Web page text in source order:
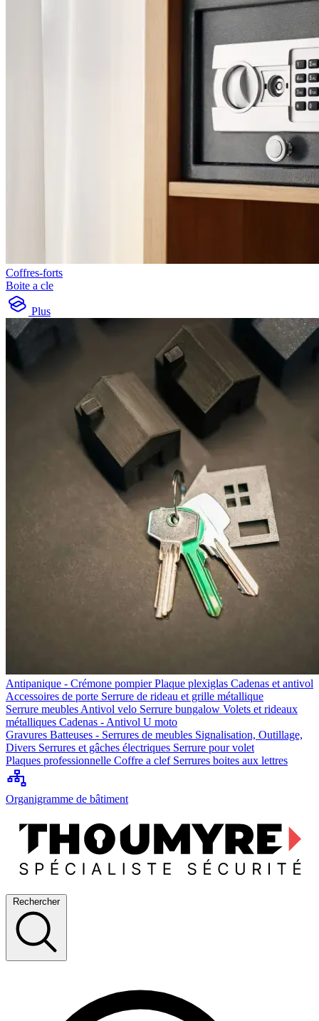
Coffres-forts
Boite a cle
Plus
Antipanique - Crémone pompierPlaque plexiglas Cadenas et antivol
Accessoires de porte Serrure de rideau et grille métallique
Serrure meubles Antivol velo Serrure bungalow Volets et rideaux
métalliques Cadenas - Antivol U moto
Gravures Batteuses - Serrures de meubles Signalisation, Outillage,
Divers Serrures et gâches électriques Serrure pour volet
Plaques professionnelle Coffre a clef Serrures boites aux lettres
Organigramme de bâtiment
Rechercher